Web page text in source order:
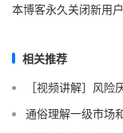
本博客永久关闭新用
相关推荐
［视频讲解］风险
通俗理解一级市场